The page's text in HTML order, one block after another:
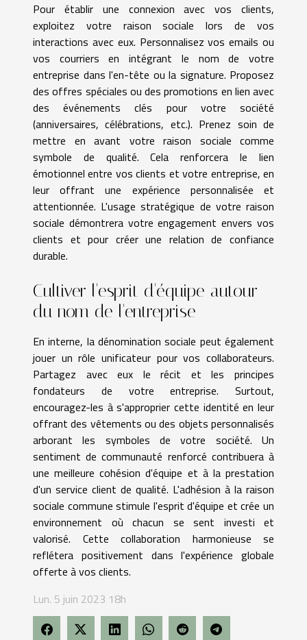
Pour établir une connexion avec vos clients,
exploitez votre raison sociale lors de vos
interactions avec eux. Personnalisez vos emails ou
vos courriers en intégrant le nom de votre
entreprise dans l'en-tête ou la signature. Proposez
des offres spéciales ou des promotions en lien avec
des événements clés pour votre société
(anniversaires, célébrations, etc.). Prenez soin de
mettre en avant votre raison sociale comme
symbole de qualité. Cela renforcera le lien
émotionnel entre vos clients et votre entreprise, en
leur offrant une expérience personnalisée et
attentionnée. L'usage stratégique de votre raison
sociale démontrera votre engagement envers vos
clients et pour créer une relation de confiance
durable.
Cultiver l'esprit d'équipe autour
du nom de l'entreprise
En interne, la dénomination sociale peut également
jouer un rôle unificateur pour vos collaborateurs.
Partagez avec eux le récit et les principes
fondateurs de votre entreprise. Surtout,
encouragez-les à s'approprier cette identité en leur
offrant des vêtements ou des objets personnalisés
arborant les symboles de votre société. Un
sentiment de communauté renforcé contribuera à
une meilleure cohésion d'équipe et à la prestation
d'un service client de qualité. L'adhésion à la raison
sociale commune stimule l'esprit d'équipe et crée un
environnement où chacun se sent investi et
valorisé. Cette collaboration harmonieuse se
reflétera positivement dans l'expérience globale
offerte à vos clients.
Lun. 5 juin 2023 18h